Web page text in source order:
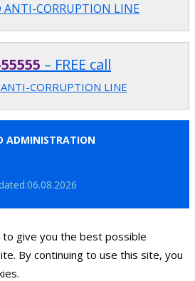
ANTI-CORRUPTION LINE
– FREE call
CORRUPTION LINE
ADMINISTRATION
give you the best possible
By continuing to use this site, you